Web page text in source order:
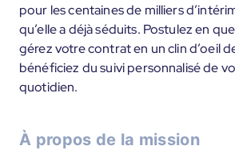
pour les centaines de milliers
qu’elle a déjà séduits. Postulez en
gérez votre contrat en un clin d’oeil
bénéficiez du suivi personnalisé de
quotidien.
À propos de la mission